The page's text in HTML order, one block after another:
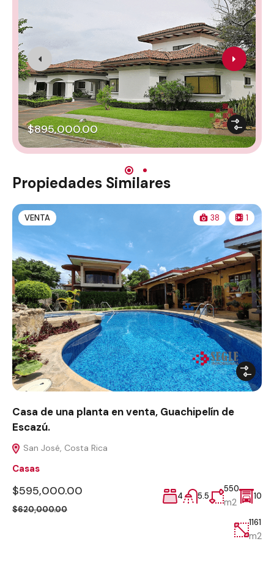
$895,000.00
Propiedades Similares
VENTA 38 1
Casa de una planta en venta, Guachipelín de
Escazú.
San José, Costa Rica
Casas
$595,000.00
$620,000.00
4 5.5
550
m2
10
1161
m2